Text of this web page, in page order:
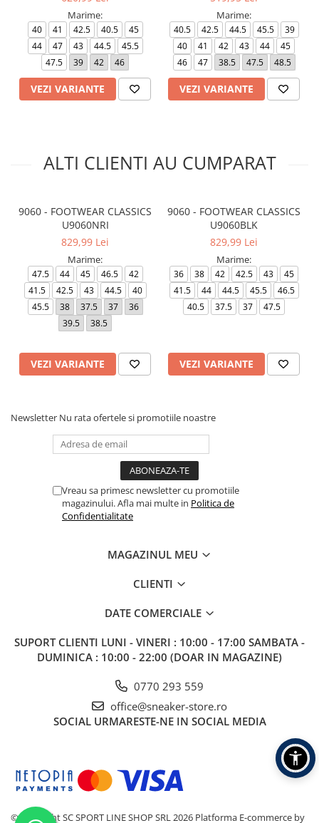
Marime:
40 41 42.5 40.5
45
44
47 43 44.5
45.5
47.5
39 42 46
VEZI VARIANTE
Marime:
40.5 42.5 44.5 45.5
39
40
41 42 43 44
45
46
47 38.5 47.5 48.5
VEZI VARIANTE
ALTI CLIENTI AU CUMPARAT
9060 - FOOTWEAR CLASSICS
U9060NRI
829,99 Lei
Marime:
47.5 44 45 46.5
42
41.5
42.5 43 44.5
40
45.5
38 37.5 37
36
39.5
38.5
VEZI VARIANTE
9060 - FOOTWEAR CLASSICS
U9060BLK
829,99 Lei
Marime:
36 38 42 42.5 43
45
41.5
44 44.5 45.5
46.5
40.5
37.5 37 47.5
VEZI VARIANTE
Newsletter Nu rata ofertele si promotiile noastre
Vreau sa primesc newsletter cu promotiile
magazinului. Afla mai multe in Politica de
Confidentialitate
MAGAZINUL MEU
CLIENTI
DATE COMERCIALE
SUPORT CLIENTI LUNI - VINERI : 10:00 - 17:00 SAMBATA -
DUMINICA : 10:00 - 22:00 (DOAR IN MAGAZINE)
0770 293 559
office@sneaker-store.ro
SOCIAL URMARESTE-NE IN SOCIAL MEDIA
©Copyright SC SPORT LINE SHOP SRL 2026 Platforma E-commerce by